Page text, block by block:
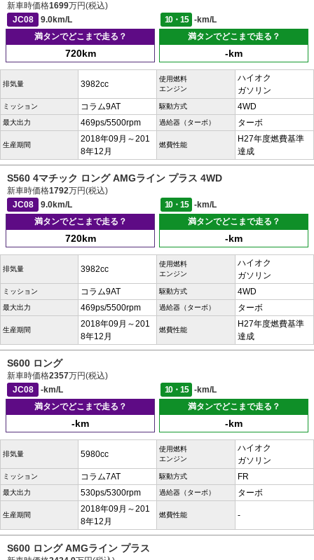
新車時価格1699万円(税込)
JC08
9.0km/L 10・15
-km/L
満タンでどこまで走る？
720km
満タンでどこまで走る？
-km
排気量 3982cc
使用燃料
エンジン
ハイオク
ガソリン
ミッション コラム9AT 駆動方式 4WD
最大出力 469ps/5500rpm 過給器（ターボ） ターボ
生産期間
2018年09月～201
8年12月
燃費性能
H27年度燃費基準
達成
S560 4マチック ロング AMGライン プラス 4WD
新車時価格1792万円(税込)
JC08
9.0km/L 10・15
-km/L
満タンでどこまで走る？
720km
満タンでどこまで走る？
-km
排気量 3982cc
使用燃料
エンジン
ハイオク
ガソリン
ミッション コラム9AT 駆動方式 4WD
最大出力 469ps/5500rpm 過給器（ターボ） ターボ
生産期間
2018年09月～201
8年12月
燃費性能
H27年度燃費基準
達成
S600 ロング
新車時価格2357万円(税込)
JC08
-km/L 10・15
-km/L
満タンでどこまで走る？
-km
満タンでどこまで走る？
-km
排気量 5980cc
使用燃料
エンジン
ハイオク
ガソリン
ミッション コラム7AT 駆動方式 FR
最大出力 530ps/5300rpm 過給器（ターボ） ターボ
生産期間
2018年09月～201
8年12月
燃費性能 -
S600 ロング AMGライン プラス